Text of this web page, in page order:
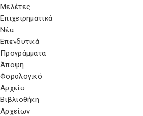
Μελέτες
Επιχειρηματικά
Νέα
Επενδυτικά
Προγράμματα
Άποψη
Φορολογικό
Αρχείο
Βιβλιοθήκη
Αρχείων